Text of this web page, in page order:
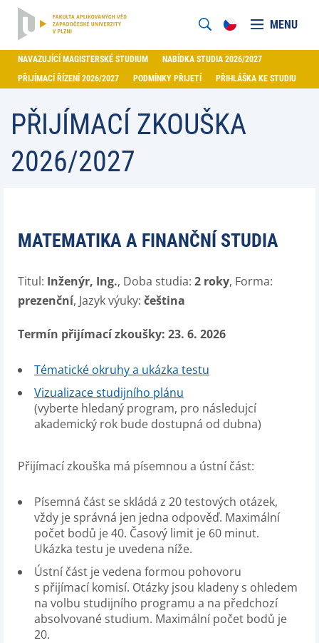
MENU
NAVAZUJÍCÍ MAGISTERSKÉ STUDIUM
NABÍDKA STUDIA 2026/2027
PŘIJÍMACÍ ŘÍZENÍ 2026/2027
PODMÍNKY PŘIJETÍ PŘIHLÁŠKA KE STUDIU
PŘIJÍMACÍ ZKOUŠKA
2026/2027
MATEMATIKA A FINANČNÍ STUDIA
Titul: Inženýr, Ing., Doba studia: 2 roky, Forma:
prezenční, Jazyk výuky: čeština
Termín přijímací zkoušky: 23. 6. 2026
Tématické okruhy a ukázka testu
Vizualizace studijního plánu
(vyberte hledaný program, pro následujcí
akademický rok bude dostupná od dubna)
Přijímací zkouška má písemnou a ústní část:
Písemná část se skládá z 20 testových otázek,
vždy je správná jen jedna odpověď. Maximální
počet bodů je 40. Časový limit je 60 minut.
Ukázka testu je uvedena níže.
Ústní část je vedena formou pohovoru
s přijímací komisí. Otázky jsou kladeny s ohledem
na volbu studijního programu a na předchozí
absolvované studium. Maximální počet bodů je
20.